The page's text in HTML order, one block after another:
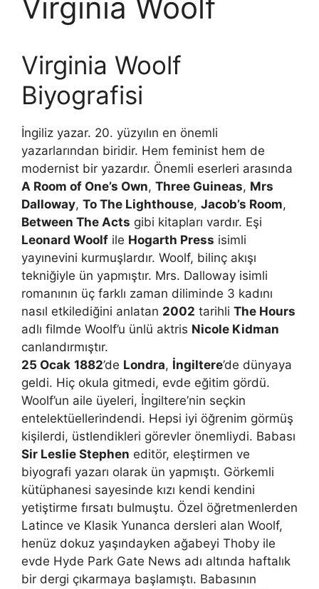
Virginia Woolf
Virginia Woolf
Biyografisi
İngiliz yazar. 20. yüzyılın en önemli
yazarlarından biridir. Hem feminist hem de
modernist bir yazardır. Önemli eserleri arasında
A Room of One’s Own, Three Guineas, Mrs
Dalloway, To The Lighthouse, Jacob’s Room,
Between The Acts gibi kitapları vardır. Eşi
Leonard Woolf ile Hogarth Press isimli
yayınevini kurmuşlardır. Woolf, bilinç akışı
tekniğiyle ün yapmıştır. Mrs. Dalloway isimli
romanının üç farklı zaman diliminde 3 kadını
nasıl etkilediğini anlatan 2002 tarihli The Hours
adlı filmde Woolf’u ünlü aktris Nicole Kidman
canlandırmıştır.
25 Ocak 1882’de Londra, İngiltere’de dünyaya
geldi. Hiç okula gitmedi, evde eğitim gördü.
Woolf’un aile üyeleri, İngiltere’nin seçkin
entelektüellerindendi. Hepsi iyi öğrenim görmüş
kişilerdi, üstlendikleri görevler önemliydi. Babası
Sir Leslie Stephen editör, eleştirmen ve
biyografi yazarı olarak ün yapmıştı. Görkemli
kütüphanesi sayesinde kızı kendi kendini
yetiştirme fırsatı bulmuştu. Özel öğretmenlerden
Latince ve Klasik Yunanca dersleri alan Woolf,
henüz dokuz yaşındayken ağabeyi Thoby ile
evde Hyde Park Gate News adı altında haftalık
bir dergi çıkarmaya başlamıştı. Babasının